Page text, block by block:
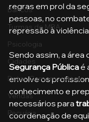
Bancos
Turmas de MBA
Psicologia
Cidades
Datas Comemorativas
Vendas
Pecuária
regras em prol da
pessoas, no
repressão à
Sendo assim, a área
Segurança Pública é
envolve os
conhecimento e
necessários para
coordenação de